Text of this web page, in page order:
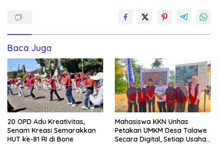
Baca Juga
20 OPD Adu Kreativitas,
Senam Kreasi Semarakkan
HUT ke-81 RI di Bone
Mahasiswa KKN Unhas
Petakan UMKM Desa Talawe
Secara Digital, Setiap Usaha